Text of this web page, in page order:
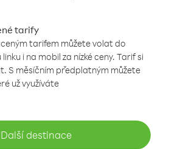
tarify
tarifem můžete volat do
i na mobil za nízké ceny. Tarif si
S měsíčním předplatným můžete
už využíváte
Další destinace